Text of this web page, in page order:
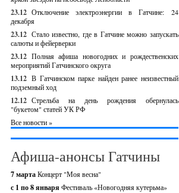
23.12 Отключение электроэнергии в Гатчине: 24
декабря
23.12 Стало известно, где в Гатчине можно запускать
салюты и фейерверки
23.12 Полная афиша новогодних и рождественских
мероприятий Гатчинского округа
13.12 В Гатчинском парке найден ранее неизвестный
подземный ход
12.12 Стрельба на день рождения обернулась
"букетом" статей УК РФ
Все новости »
Афиша-анонсы Гатчины
7 мартаКонцерт "Моя весна"
с 1 по 8 января Фестиваль «Новогодняя кутерьма»